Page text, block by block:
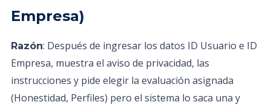
Empresa)
Razón: Después de ingresar los datos ID Usuario e ID
Empresa, muestra el aviso de privacidad, las
instrucciones y pide elegir la evaluación asignada
(Honestidad, Perfiles) pero el sistema lo saca una y